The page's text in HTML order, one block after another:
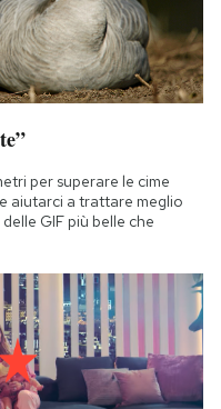
per superare le cime
aiutarci a trattare meglio
GIF più belle che